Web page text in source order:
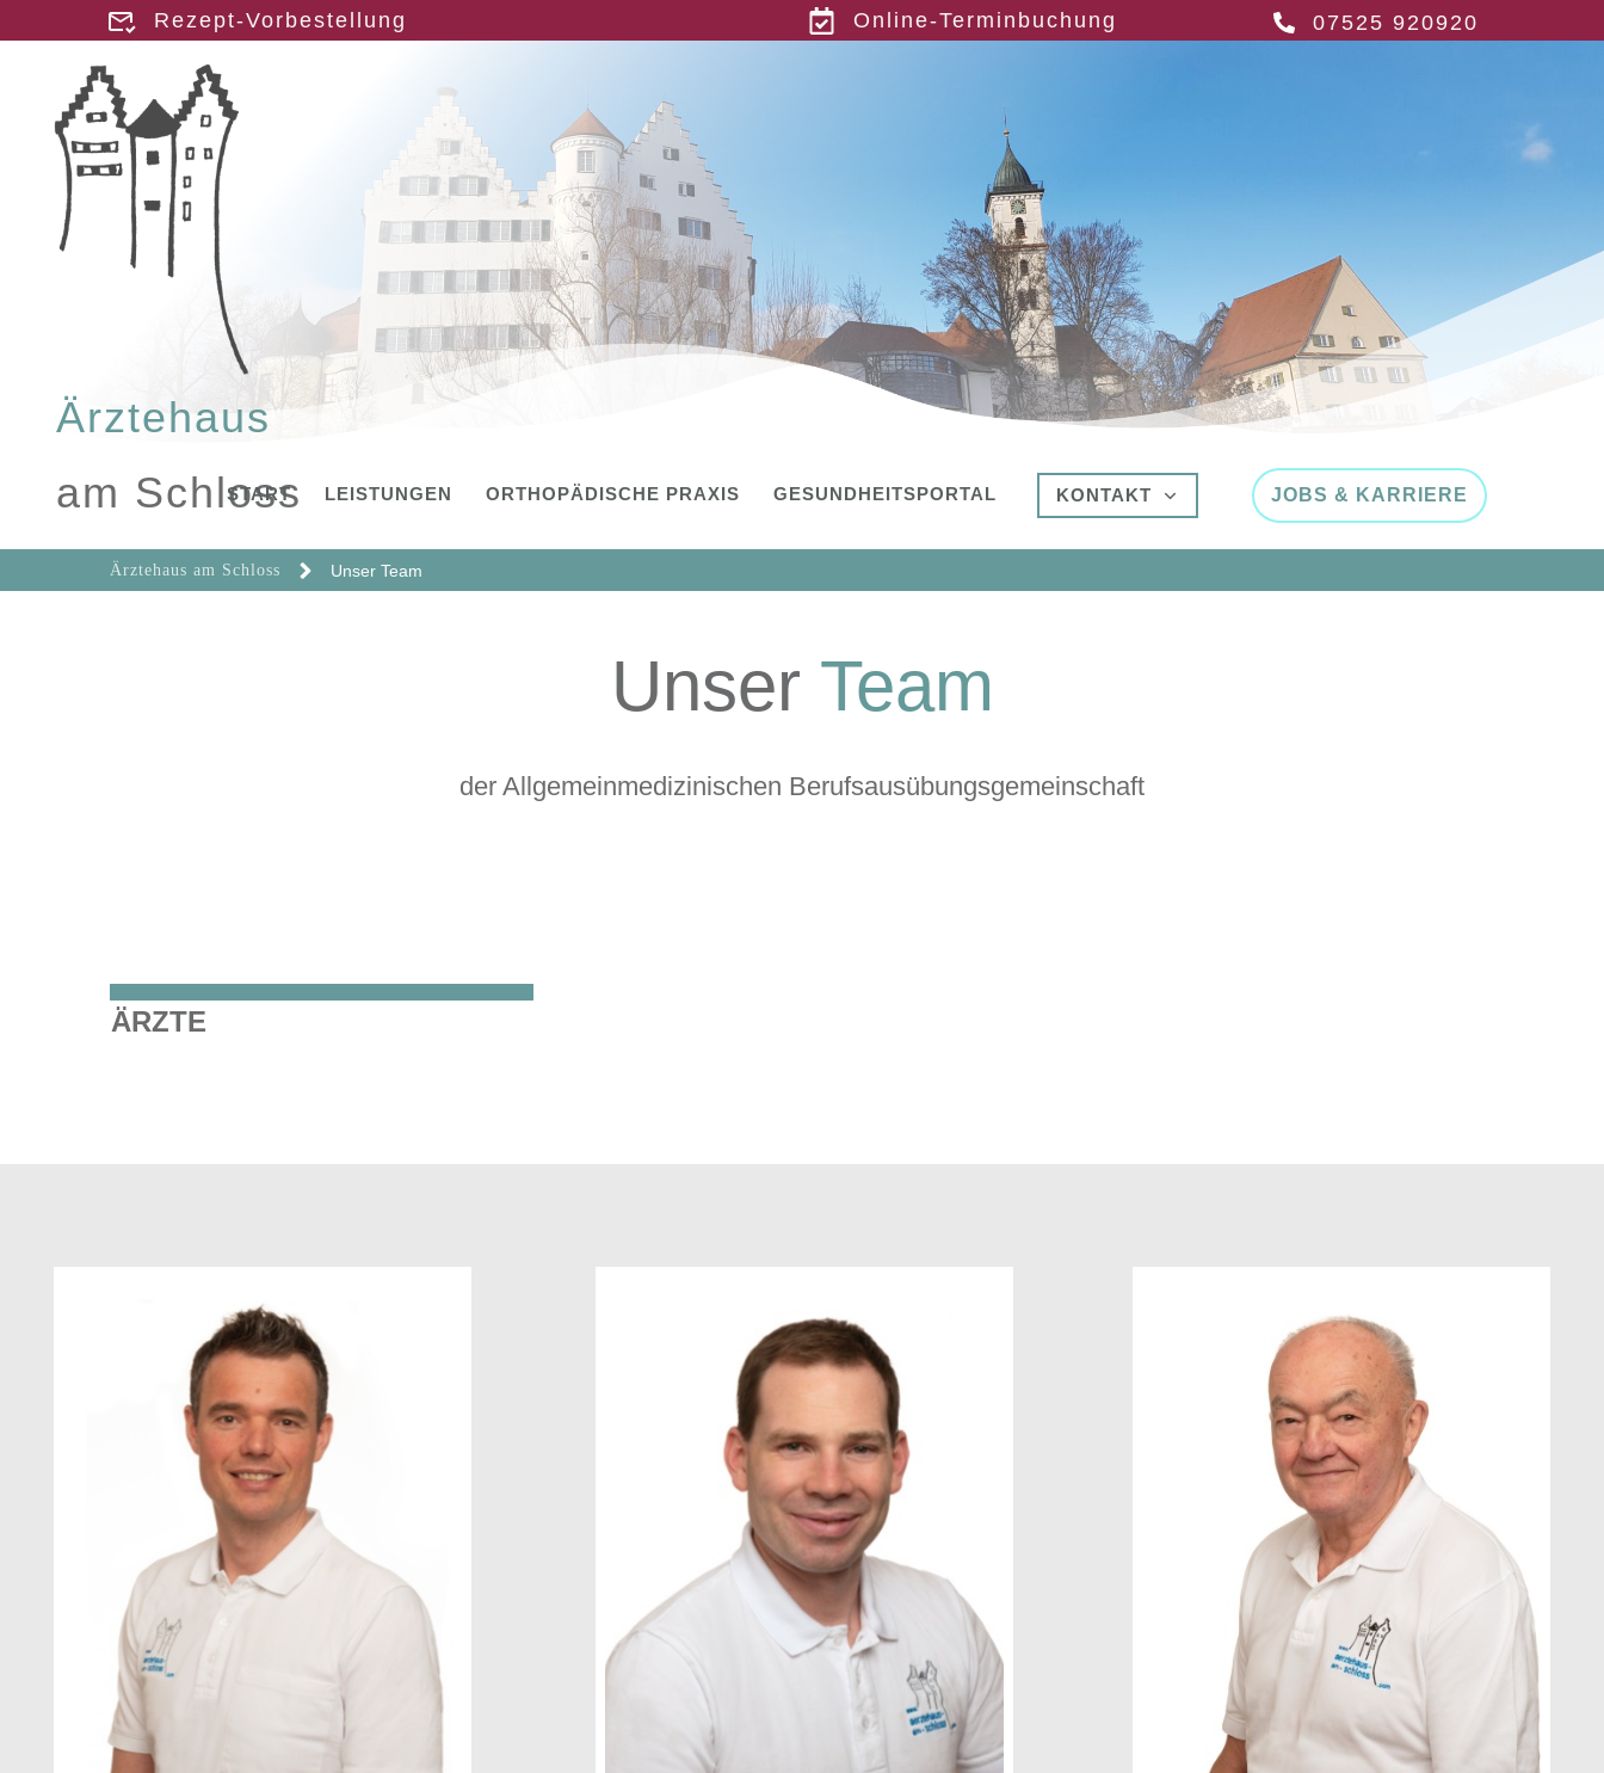
Online-Terminbuchung
Rezept-Vorbestellung 07525 920920
Ärztehaus
am Schloss
START LEISTUNGEN ORTHOPÄDISCHE PRAXIS GESUNDHEITSPORTAL KONTAKT JOBS & KARRIERE
Ärztehaus am Schloss Unser Team
Unser Team
der Allgemeinmedizinischen Berufsausübungsgemeinschaft
ÄRZTE
In Aulendorf aufgewachsen, in
Tübingen Medizin studiert,
Betriebswirtschaftslehre in Neu-Ulm
studiert. Hatte schon als Kind den
Wunsch in die Fußstapfen seines
Vaters zu treten. Bis heute ist er
von der Vielseitigkeit des Berufes
Hausarzt begeistert.
dieser Praxis, der dieses
wunderbare Team erst ermöglicht
hat. Unterstützt uns weiterhin noch